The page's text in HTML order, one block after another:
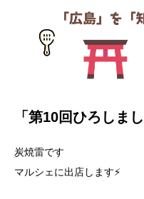
「第10回ひろしま
炭焼雷です
マルシェに出店します⚡